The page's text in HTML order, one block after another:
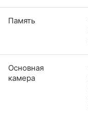
Память
Основная
камера